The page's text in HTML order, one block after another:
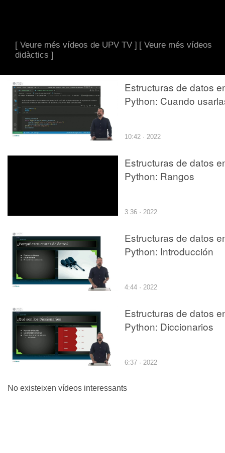
[ Veure més vídeos de UPV TV ] [ Veure més vídeos
didàctics ]
Estructuras de datos
Python: Cuando
10:42 · 2022
Estructuras de datos
Python: Rangos
3:36 · 2022
Estructuras de datos
Python: Introducción
4:44 · 2022
Estructuras de datos
Python: Diccionarios
6:37 · 2022
No existeixen vídeos interessants